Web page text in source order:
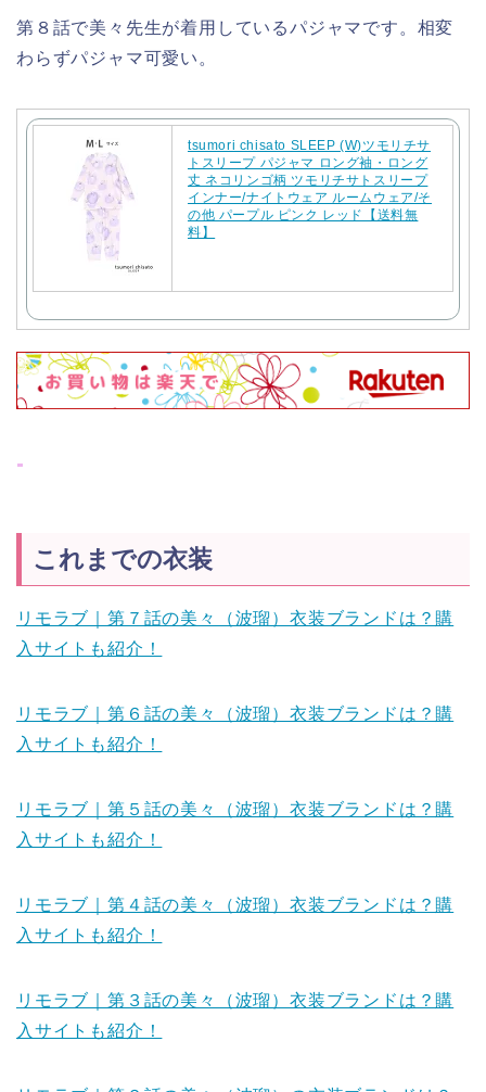
第８話で美々先生が着用しているパジャマです。相変
わらずパジャマ可愛い。
tsumori chisato SLEEP (W)ツモリチサ
トスリープ パジャマ ロング袖・ロング
丈 ネコリンゴ柄 ツモリチサトスリープ
インナー/ナイトウェア ルームウェア/そ
の他 パープル ピンク レッド【送料無
料】
これまでの衣装
リモラブ｜第７話の美々（波瑠）衣装ブランドは？購
入サイトも紹介！
リモラブ｜第６話の美々（波瑠）衣装ブランドは？購
入サイトも紹介！
リモラブ｜第５話の美々（波瑠）衣装ブランドは？購
入サイトも紹介！
リモラブ｜第４話の美々（波瑠）衣装ブランドは？購
入サイトも紹介！
リモラブ｜第３話の美々（波瑠）衣装ブランドは？購
入サイトも紹介！